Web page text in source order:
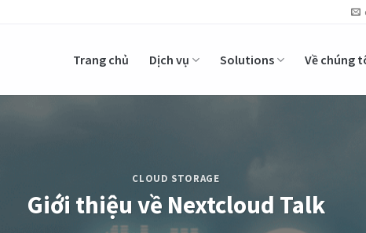
Trang chủ Dịch vụ Solutions Về chúng
CLOUD STORAGE
Giới thiệu về Nextcloud Talk